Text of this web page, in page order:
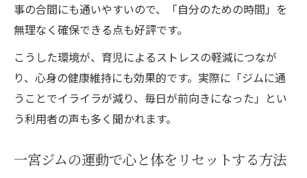
現
会員にならなくても利用できる一宮ジムの
利点
パーソナルジムの予約システムで無理なく
通う
家庭の予定に合わせた運動習慣の作り方
パーソナルジムのトレーニングで健康管理
事の合間にも通いやすいので、「自分のための時間」を
無理なく確保できる点も好評です。
こうした環境が、育児によるストレスの軽減につなが
り、心身の健康維持にも効果的です。実際に「ジムに通
うことでイライラが減り、毎日が前向きになった」とい
う利用者の声も多く聞かれます。
一宮ジムの運動で心と体をリセットする方法